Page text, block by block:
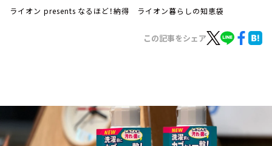
イベント・グッズ
YouTube
会社情報
ライオン presents なるほど！納得 ライオン暮らしの知恵袋
この記事をシェア